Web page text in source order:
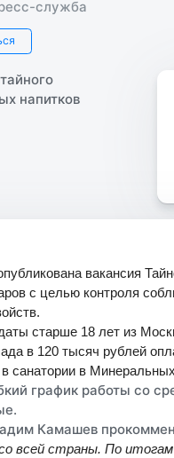
служба
вакансия
с целью контроля
старше 18 лет из
в 120 тысяч рублей
в санатории в
график работы со
Камашев
всей страны. По